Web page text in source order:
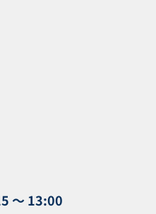
〜 13:00